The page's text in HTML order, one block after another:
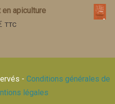
en apiculture
TTC
- Conditions générales de
légales